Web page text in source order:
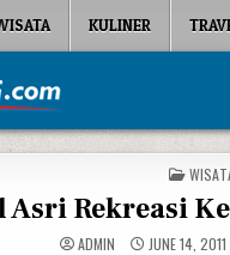
KULINER
Asri Rekreasi
ADMIN JUNE 14, 2011